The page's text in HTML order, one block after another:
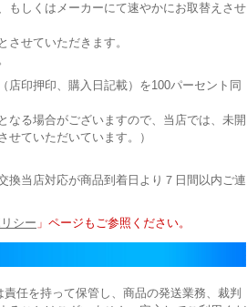
しくはメーカーにて速やかにお取替えさせ
せていただきます。
印押印、購入日記載）を100パーセント同
なる場合がございますので、当店では、未開
ていただいています。）
当店対応が商品到着日より７日間以内ご連
シー 」ページもご参照ください。
任を持って保管し、商品の発送業務、裁判